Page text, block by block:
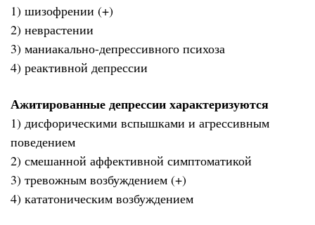
1) шизофрении (+)
2) неврастении
3) маниакально-депрессивного психоза
4) реактивной депрессии
Ажитированные депрессии характеризуются
1) дисфорическими вспышками и агрессивным
поведением
2) смешанной аффективной симптоматикой
3) тревожным возбуждением (+)
4) кататоническим возбуждением